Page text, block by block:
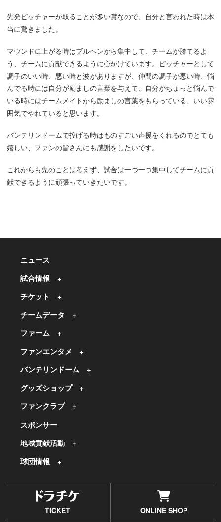
先発ピッチャーが取ることが多い賞なので、自分と言われた時は本
当に驚きました。
マウンドに上がる時はブルペンから集中して、チームが勝てるよ
う、チームに貢献できるように心がけています。ピッチャーとして
調子のいい時、悪い時と波がありますが、仲間の調子が悪い時、悩
んでる時には自分が励ましの言葉を与えて、自分がちょっと悩んで
いる時にはチームメイトから励ましの言葉をもらっている、いい雰
囲気でやれていると思います。
バンテリンドームで投げる時はものすごい声援をくれるのでとても
嬉しい、ファンの皆さんにも感謝をしたいです。
これからも先のことは考えず、試合は一つ一つ集中してチームに貢
献できるように頑張っていきたいです。
ニュース
試合情報
チケット
チームデータ
ファーム
ファンエンタメ
バンテリンドーム
グッズショップ
ファンクラブ
スポンサー
地域貢献活動
球団情報
TICKET ONLINE SHOP